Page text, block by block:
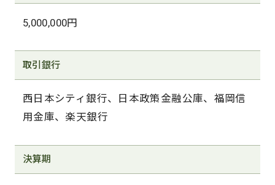
5,000,000円
取引銀行
西日本シティ銀行、日本政策金融公庫、福岡信
用金庫、楽天銀行
決算期